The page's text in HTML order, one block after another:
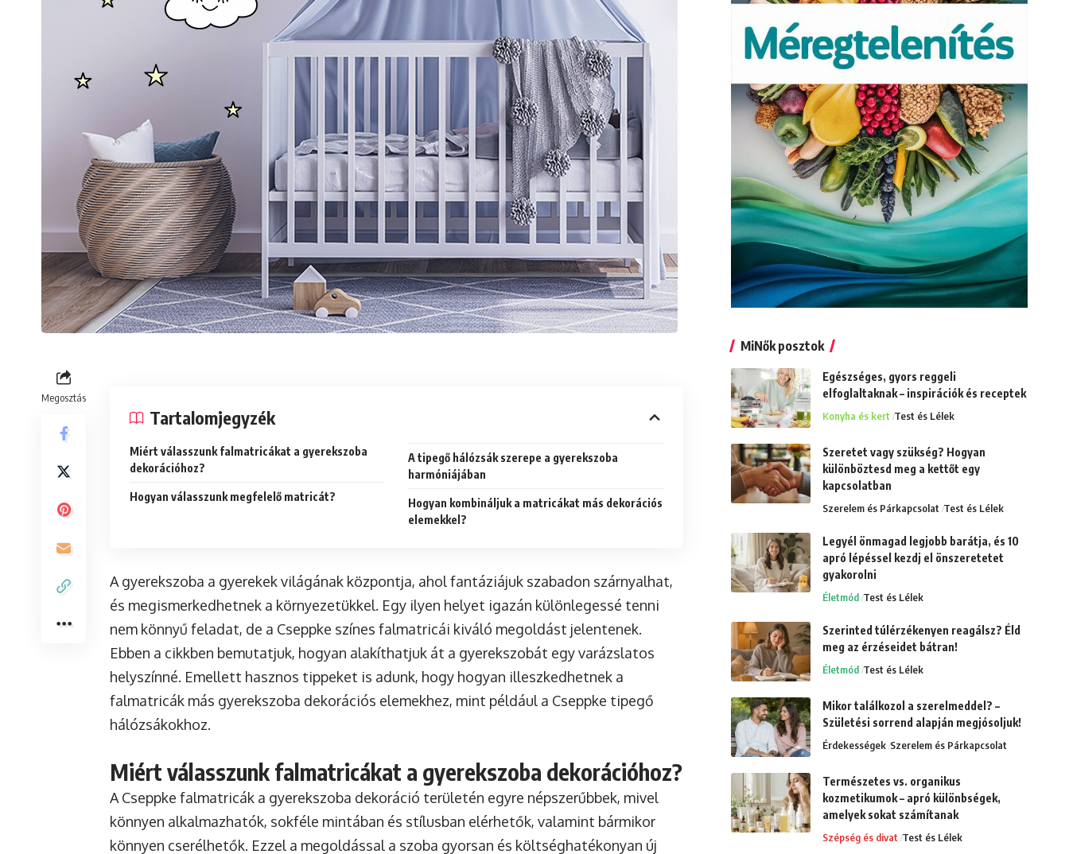
Megosztás
Tartalomjegyzék
Miért válasszunk falmatricákat a gyerekszoba
dekorációhoz?
Hogyan válasszunk megfelelő matricát?
A tipegő hálózsák szerepe a gyerekszoba
harmóniájában
Hogyan kombináljuk a matricákat más dekorációs
elemekkel?
A gyerekszoba a gyerekek világának központja, ahol fantáziájuk szabadon szárnyalhat,
és megismerkedhetnek a környezetükkel. Egy ilyen helyet igazán különlegessé tenni
nem könnyű feladat, de a Cseppke színes falmatricái kiváló megoldást jelentenek.
Ebben a cikkben bemutatjuk, hogyan alakíthatjuk át a gyerekszobát egy varázslatos
helyszínné. Emellett hasznos tippeket is adunk, hogy hogyan illeszkedhetnek a
falmatricák más gyerekszoba dekorációs elemekhez, mint például a Cseppke tipegő
hálózsákokhoz.
Miért válasszunk falmatricákat a gyerekszoba dekorációhoz?
A Cseppke falmatricák a gyerekszoba dekoráció területén egyre népszerűbbek, mivel
könnyen alkalmazhatók, sokféle mintában és stílusban elérhetők, valamint bármikor
könnyen cserélhetők. Ezzel a megoldással a szoba gyorsan és költséghatékonyan új
MiNők posztok
Egészséges, gyors reggeli
elfoglaltaknak – inspirációk és receptek
Konyha és kert Test és Lélek
Szeretet vagy szükség? Hogyan
különböztesd meg a kettőt egy
kapcsolatban
Szerelem és Párkapcsolat Test és Lélek
Legyél önmagad legjobb barátja, és 10
apró lépéssel kezdj el önszeretetet
gyakorolni
Életmód Test és Lélek
Szerinted túlérzékenyen reagálsz? Éld
meg az érzéseidet bátran!
Életmód Test és Lélek
Mikor találkozol a szerelmeddel? –
Születési sorrend alapján megjósoljuk!
Érdekességek Szerelem és Párkapcsolat
Természetes vs. organikus
kozmetikumok – apró különbségek,
amelyek sokat számítanak
Szépség és divat Test és Lélek